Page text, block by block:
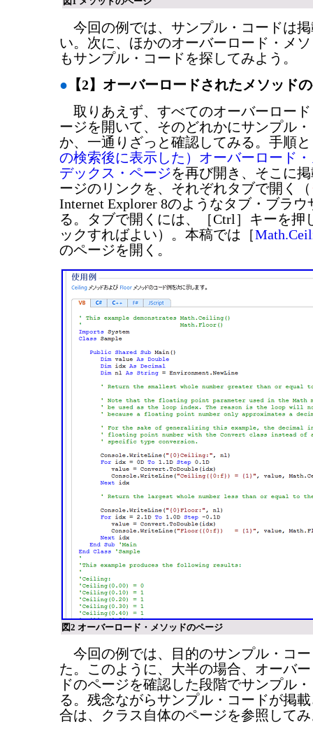
今回の例では、サンプル・コードは
い。次に、ほかのオーバーロード・メ
もサンプル・コードを探してみよう。
● 【2】オーバーロードされたメソッド
取りあえず、すべてのオーバーロー
ージを開いて、そのどれかにサンプル
か、一通りざっと確認してみる。手順
の検索後に表示した）オーバーロード
デックス・ページを再び開き、そこに
ージのリンクを、それぞれタブで開く（
Internet Explorer 8のようなタブ・ブラ
る。タブで開くには、［Ctrl］キーを押
ックすればよい）。本稿では［
のページを開く。
図2 オーバーロード・メソッドのページ
今回の例では、目的のサンプル・コ
た。このように、大半の場合、オーバ
ドのページを確認した段階でサンプル
る。残念ながらサンプル・コードが掲
合は、クラス自体のページを参照して